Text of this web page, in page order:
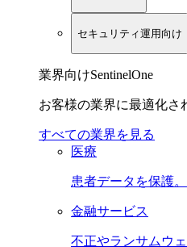
セキュリティ運用向け
業界向けSentinelOne
お客様の業界に最適化さ
すべての業界を見る
医療
患者データを保護
金融サービス
不正やランサムウ